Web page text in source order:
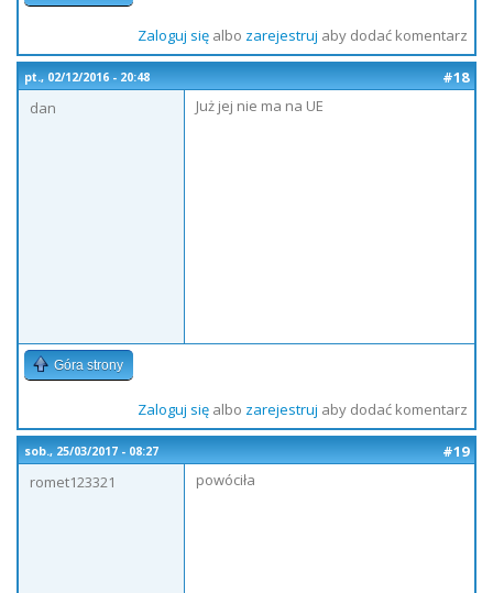
Zaloguj sięalbo zarejestruj aby dodać komentarz
pt., 02/12/2016 - 20:48
#18
dan
Już jej nie ma na UE
Góra strony
Zaloguj sięalbo zarejestruj aby dodać komentarz
sob., 25/03/2017 - 08:27
#19
romet123321
powóciła